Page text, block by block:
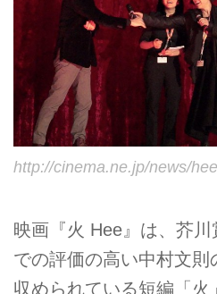
http://cinema.ne.jp/news/
映画『火 Hee』は、芥
での評価の高い中村文則
収められている短編「